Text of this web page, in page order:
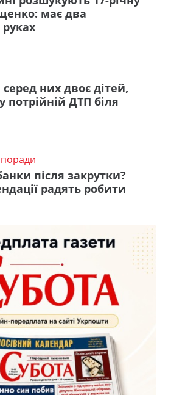
має два
них двоє дітей,
потрійній ДТП біля
поради
після закрутки?
радять робити